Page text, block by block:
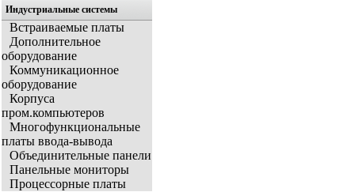
Индустриальные системы
Встраиваемые платы
Дополнительное
оборудование
Коммуникационное
оборудование
Корпуса
пром.компьютеров
Многофункциональные
платы ввода-вывода
Объединительные панели
Панельные мониторы
Процессорные платы